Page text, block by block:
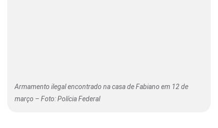
Armamento ilegal encontrado na casa de Fabiano em 12 de
março – Foto: Polícia Federal